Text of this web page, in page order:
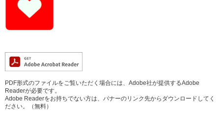
PDF形式のファイルをご覧いただく場合には、Adobe社が提供するAdobe
Readerが必要です。
Adobe Readerをお持ちでない方は、バナーのリンク先からダウンロードしてく
ださい。（無料）